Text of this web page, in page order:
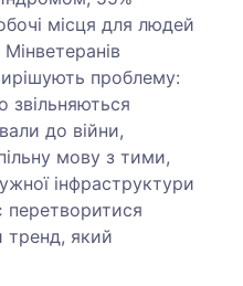
місця для людей
проблему:
звільняються
до війни,
мову з тими,
інфраструктури
перетворитися
тренд, який